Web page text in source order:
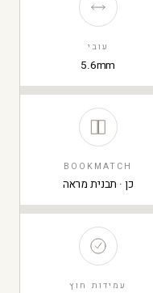
עובי
5.6mm
BOOKMATCH
כן · תבנית מראה
עמידות חוץ